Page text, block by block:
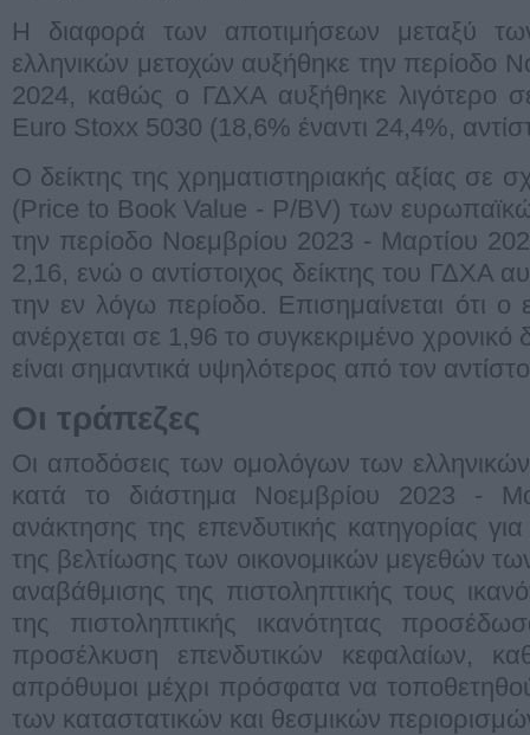
Η διαφορά των αποτιμήσεων μεταξύ
ελληνικών μετοχών αυξήθηκε την περίοδο
2024, καθώς ο ΓΔΧΑ αυξήθηκε λιγότερο
Euro Stoxx 5030 (18,6% έναντι 24,4%,
Ο δείκτης της χρηματιστηριακής αξίας σε
(Price to Book Value - P/BV) των
την περίοδο Νοεμβρίου 2023 - Μαρτίου
2,16, ενώ ο αντίστοιχος δείκτης του ΓΔΧΑ
την εν λόγω περίοδο. Επισημαίνεται ότι
ανέρχεται σε 1,96 το συγκεκριμένο χρονικό
είναι σημαντικά υψηλότερος από τον
Οι τράπεζες
Οι αποδόσεις των ομολόγων των
κατά το διάστημα Νοεμβρίου 2023 -
ανάκτησης της επενδυτικής κατηγορίας
της βελτίωσης των οικονομικών μεγεθών
αναβάθμισης της πιστοληπτικής τους
της πιστοληπτικής ικανότητας
προσέλκυση επενδυτικών κεφαλαίων,
απρόθυμοι μέχρι πρόσφατα να
των καταστατικών και θεσμικών